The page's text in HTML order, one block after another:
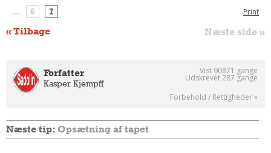
Kemi
Beplantning
Belægning
Om Værktøj
... 6 7
« Tilbage Næste side »
Print
Forfatter
Kasper Kjempff
Vist 90871 gange
Udskrevet 287 gange
Forbehold / Rettigheder »
Næste tip: Opsætning af tapet